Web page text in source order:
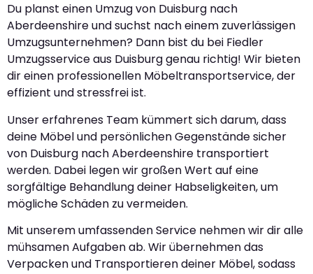
Du planst einen Umzug von Duisburg nach
Aberdeenshire und suchst nach einem zuverlässigen
Umzugsunternehmen? Dann bist du bei Fiedler
Umzugsservice aus Duisburg genau richtig! Wir bieten
dir einen professionellen Möbeltransportservice, der
effizient und stressfrei ist.
Unser erfahrenes Team kümmert sich darum, dass
deine Möbel und persönlichen Gegenstände sicher
von Duisburg nach Aberdeenshire transportiert
werden. Dabei legen wir großen Wert auf eine
sorgfältige Behandlung deiner Habseligkeiten, um
mögliche Schäden zu vermeiden.
Mit unserem umfassenden Service nehmen wir dir alle
mühsamen Aufgaben ab. Wir übernehmen das
Verpacken und Transportieren deiner Möbel, sodass